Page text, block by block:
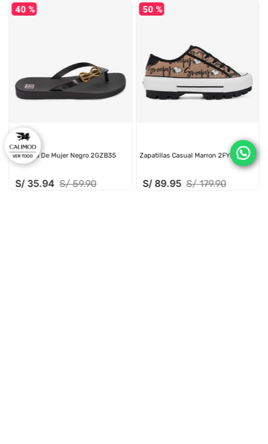
40 %
ZAXY
Sandalia De Mujer Negro 2GZB35
S/ 35.94 S/ 59.90
50 %
Zapatillas Casual Marron 2FY025
S/ 89.95 S/ 179.90